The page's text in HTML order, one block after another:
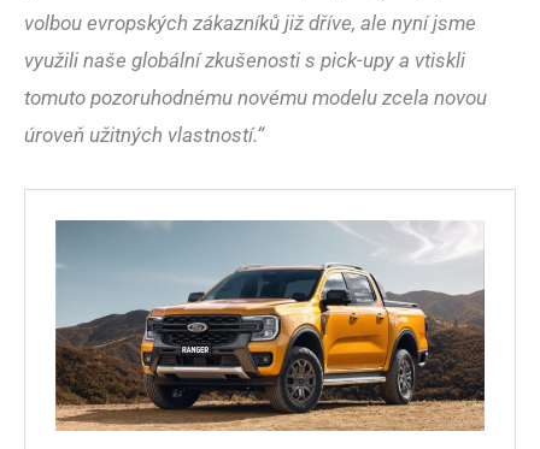
volbou evropských zákazníků již dříve, ale nyní jsme
využili naše globální zkušenosti s pick-upy a vtiskli
tomuto pozoruhodnému novému modelu zcela novou
úroveň užitných vlastností.“